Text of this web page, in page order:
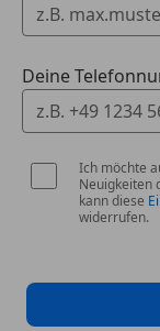
Sonstiges
Ablage-Paket
Active Guard
Advantage
Anhänger-
Deine
Ich möchte
Neuigkeiten
kann diese
widerrufen.